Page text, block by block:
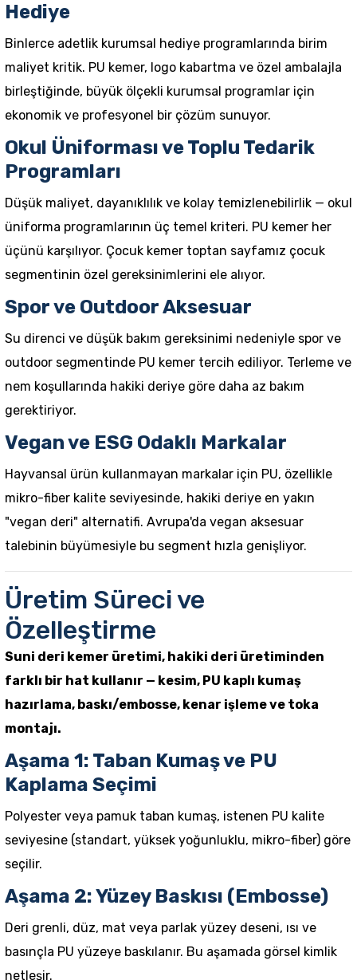
Hediye
Binlerce adetlik kurumsal hediye programlarında birim
maliyet kritik. PU kemer, logo kabartma ve özel ambalajla
birleştiğinde, büyük ölçekli kurumsal programlar için
ekonomik ve profesyonel bir çözüm sunuyor.
Okul Üniforması ve Toplu Tedarik
Programları
Düşük maliyet, dayanıklılık ve kolay temizlenebilirlik — okul
üniforma programlarının üç temel kriteri. PU kemer her
üçünü karşılıyor. Çocuk kemer toptan sayfamız çocuk
segmentinin özel gereksinimlerini ele alıyor.
Spor ve Outdoor Aksesuar
Su direnci ve düşük bakım gereksinimi nedeniyle spor ve
outdoor segmentinde PU kemer tercih ediliyor. Terleme ve
nem koşullarında hakiki deriye göre daha az bakım
gerektiriyor.
Vegan ve ESG Odaklı Markalar
Hayvansal ürün kullanmayan markalar için PU, özellikle
mikro-fiber kalite seviyesinde, hakiki deriye en yakın
"vegan deri" alternatifi. Avrupa'da vegan aksesuar
talebinin büyümesiyle bu segment hızla genişliyor.
Üretim Süreci ve
Özelleştirme
Suni deri kemer üretimi, hakiki deri üretiminden
farklı bir hat kullanır — kesim, PU kaplı kumaş
hazırlama, baskı/embosse, kenar işleme ve toka
montajı.
Aşama 1: Taban Kumaş ve PU
Kaplama Seçimi
Polyester veya pamuk taban kumaş, istenen PU kalite
seviyesine (standart, yüksek yoğunluklu, mikro-fiber) göre
seçilir.
Aşama 2: Yüzey Baskısı (Embosse)
Deri grenli, düz, mat veya parlak yüzey deseni, ısı ve
basınçla PU yüzeye baskılanır. Bu aşamada görsel kimlik
netleşir.